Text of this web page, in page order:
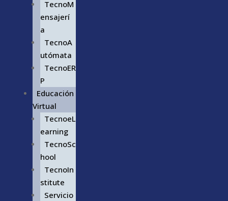
TecnoM
ensajerí
a
TecnoA
utómata
TecnoER
P
Educación
Virtual
TecnoeL
earning
TecnoSc
hool
TecnoIn
stitute
Servicio